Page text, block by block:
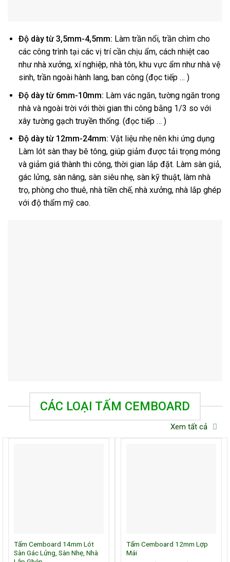
Độ dày từ 3,5mm-4,5mm: Làm trần nổi, trần chìm cho
các công trình tại các vị trí cần chịu ẩm, cách nhiệt cao
như nhà xưởng, xí nghiệp, nhà tôn, khu vực ẩm như nhà vệ
sinh, trần ngoài hành lang, ban công (đọc tiếp … )
Độ dày từ 6mm-10mm: Làm vác ngăn, tường ngăn trong
nhà và ngoài trời với thời gian thi công bằng 1/3 so với
xây tường gạch truyền thống. (đọc tiếp … )
Độ dày từ 12mm-24mm: Vật liệu nhẹ nên khi ứng dụng
Làm lót sàn thay bê tông, giúp giảm được tải trọng móng
và giảm giá thành thi công, thời gian lắp đặt. Làm sàn giả,
gác lửng, sàn nâng, sàn siêu nhẹ, sàn kỹ thuật, làm nhà
trọ, phòng cho thuê, nhà tiền chế, nhà xưởng, nhà lắp ghép
với độ thẩm mỹ cao.
CÁC LOẠI TẤM CEMBOARD
Xem tất cả
Tấm Cemboard 14mm Lót
Sàn Gác Lửng, Sàn Nhẹ, Nhà
Tấm Cemboard 12mm Lợp
Mái